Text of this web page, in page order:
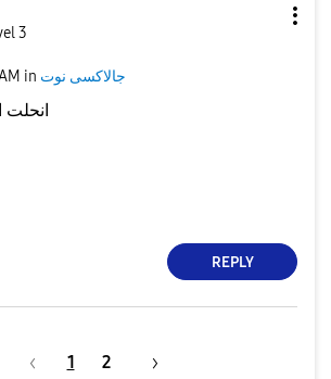
3
in جالاكسى نوت
انحلت
REPLY
1 2